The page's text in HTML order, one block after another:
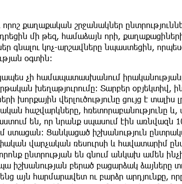
քաղաքական շրջանակներ
մի թեզ, համաձայն որի,
գնալու կոչ-արշավները նպաստեցին,
օգտին։
չի համապատասխանում
խեղաթյուրումը։ Տարբեր օբյեկտիվ,
խորքային վերլուծությունը ցույց է տալիս
հաշվարկները, հռետորաբանությունը և,
են, որ նրանք սպասում էին առնվազն
ստացան։ Ցանկացած իշխանություն
վարչական ռեսուրսի և հավատարիմ
ընտրության են գնում անկախ ամեն
իշխանության բերած բացարձակ ձայները
այն հարմարավետ ու բարձր արդյունքը,